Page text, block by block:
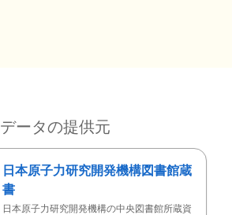
データの提供元
日本原子力研究開発機構図書館蔵
書
日本原子力研究開発機構の中央図書館所蔵資